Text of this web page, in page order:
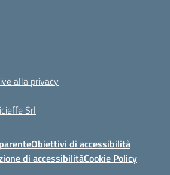
alla privacy
Srl
Obiettivi di accessibilità
di accessibilitàCookie Policy